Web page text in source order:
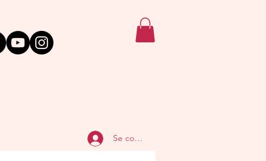
Se connecter